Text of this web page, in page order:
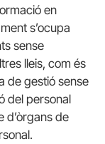
en
s’ocupa
sense
lleis, com és
de gestió sense
del personal
d’òrgans de